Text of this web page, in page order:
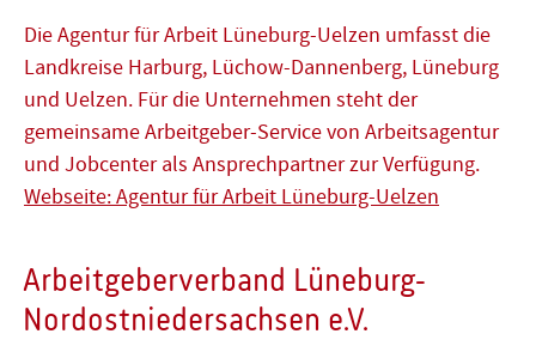
Die Agentur für Arbeit Lüneburg-Uelzen umfasst die
Landkreise Harburg, Lüchow-Dannenberg, Lüneburg
und Uelzen. Für die Unternehmen steht der
gemeinsame Arbeitgeber-Service von Arbeitsagentur
und Jobcenter als Ansprechpartner zur Verfügung.
Webseite: Agentur für Arbeit Lüneburg-Uelzen
Arbeitgeberverband Lüneburg-
Nordostniedersachsen e.V.